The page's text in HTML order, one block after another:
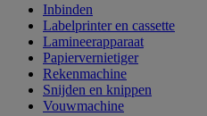
Inbinden
Labelprinter en cassette
Lamineerapparaat
Papiervernietiger
Rekenmachine
Snijden en knippen
Vouwmachine